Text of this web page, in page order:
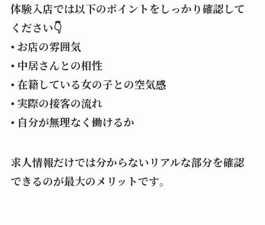
体験入店では以下のポイントをしっかり確認して
ください👇
• お店の雰囲気
• 中居さんとの相性
• 在籍している女の子との空気感
• 実際の接客の流れ
• 自分が無理なく働けるか
求人情報だけでは分からないリアルな部分を確認
できるのが最大のメリットです。